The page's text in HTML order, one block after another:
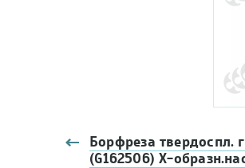
Борфреза твердоспл.
(G162506) Х-